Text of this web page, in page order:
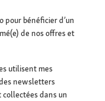
pour bénéficier d’un
de nos offres et
utilisent mes
newsletters
collectées dans un